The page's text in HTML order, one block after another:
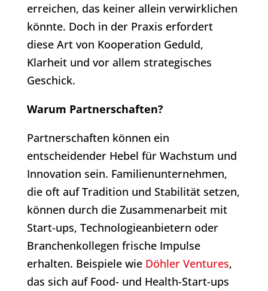
erreichen, das keiner allein verwirklichen
könnte. Doch in der Praxis erfordert
diese Art von Kooperation Geduld,
Klarheit und vor allem strategisches
Geschick.
Warum Partnerschaften?
Partnerschaften können ein
entscheidender Hebel für Wachstum und
Innovation sein. Familienunternehmen,
die oft auf Tradition und Stabilität setzen,
können durch die Zusammenarbeit mit
Start-ups, Technologieanbietern oder
Branchenkollegen frische Impulse
erhalten. Beispiele wie Döhler Ventures,
das sich auf Food- und Health-Start-ups